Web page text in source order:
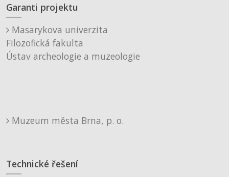
Garanti projektu
Masarykova univerzita
Filozofická fakulta
Ústav archeologie a muzeologie
Muzeum města Brna, p. o.
Technické řešení